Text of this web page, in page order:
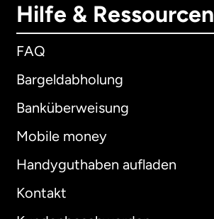
Hilfe & Ressourcen
FAQ
Bargeldabholung
Banküberweisung
Mobile money
Handyguthaben aufladen
Kontakt